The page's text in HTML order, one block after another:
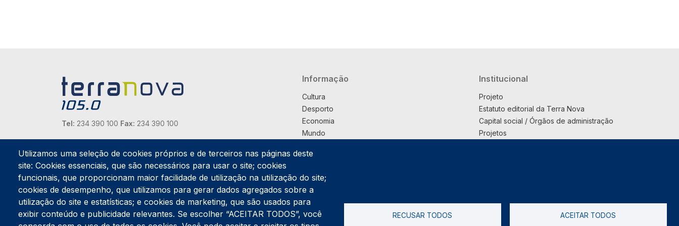
Tel: 234 390 100 Fax: 234 390 100
Endereço Postal
Apartado 42
Rua Gil Eanes 31
3834-908 Gafanha da Nazaré
Estúdios
Rua Prior Guerra
Edifício do Centro Cultural da Gafanha da Nazaré
3830-556 Gafanha da Nazaré
Navegação principal
Informação
Cultura
Desporto
Economia
Mundo
País
Praça
Pub
Saúde
Sociedade
Institucional
Projeto
Estatuto editorial da Terra Nova
Capital social / Órgãos de administração
Projetos
Utilizamos uma seleção de cookies próprios e de terceiros nas páginas deste
site: Cookies essenciais, que são necessários para usar o site; cookies
funcionais, que proporcionam maior facilidade de utilização na utilização do site;
cookies de desempenho, que utilizamos para gerar dados agregados sobre a
utilização do site e estatísticas; e cookies de marketing, que são usados para
exibir conteúdo e publicidade relevantes. Se escolher “ACEITAR TODOS”, você
RECUSAR TODOS ACEITAR TODOS